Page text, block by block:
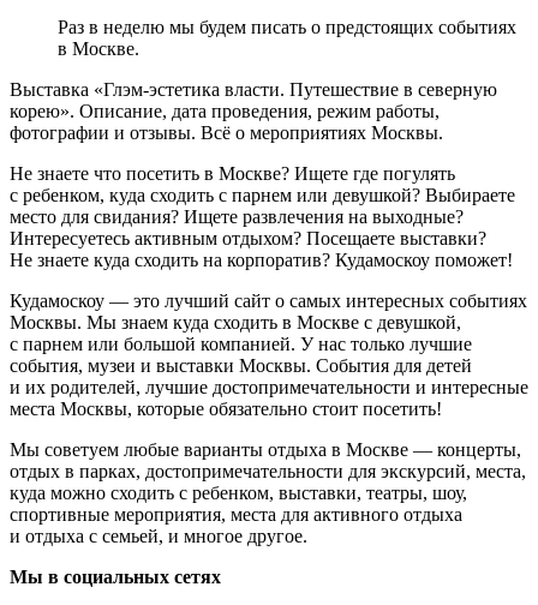
Раз в неделю мы будем писать о предстоящих событиях
в Москве.
Выставка «Глэм-эстетика власти. Путешествие в северную
корею». Описание, дата проведения, режим работы,
фотографии и отзывы. Всё о мероприятиях Москвы.
Не знаете что посетить в Москве? Ищете где погулять
с ребенком, куда сходить с парнем или девушкой? Выбираете
место для свидания? Ищете развлечения на выходные?
Интересуетесь активным отдыхом? Посещаете выставки?
Не знаете куда сходить на корпоратив? Кудамоскоу поможет!
Кудамоскоу — это лучший сайт о самых интересных событиях
Москвы. Мы знаем куда сходить в Москве с девушкой,
с парнем или большой компанией. У нас только лучшие
события, музеи и выставки Москвы. События для детей
и их родителей, лучшие достопримечательности и интересные
места Москвы, которые обязательно стоит посетить!
Мы советуем любые варианты отдыха в Москве — концерты,
отдых в парках, достопримечательности для экскурсий, места,
куда можно сходить с ребенком, выставки, театры, шоу,
спортивные мероприятия, места для активного отдыха
и отдыха с семьей, и многое другое.
Мы в социальных сетях